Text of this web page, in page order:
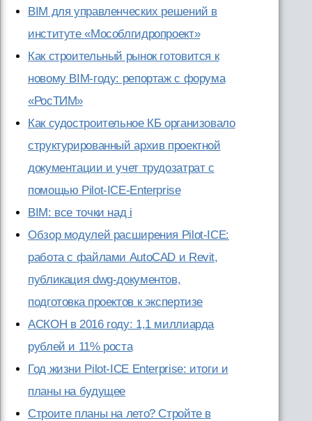
BIM для управленческих решений в
институте «Мособлгидропроект»
Как строительный рынок готовится к
новому BIM-году: репортаж с форума
«РосТИМ»
Как судостроительное КБ организовало
структурированный архив проектной
документации и учет трудозатрат с
помощью Pilot-ICE‑Enterprise
BIM: все точки над i
Обзор модулей расширения Pilot-ICE:
работа с файлами AutoCAD и Revit,
публикация dwg-документов,
подготовка проектов к экспертизе
АСКОН в 2016 году: 1,1 миллиарда
рублей и 11% роста
Год жизни Pilot-ICE Enterprise: итоги и
планы на будущее
Строите планы на лето? Стройте в